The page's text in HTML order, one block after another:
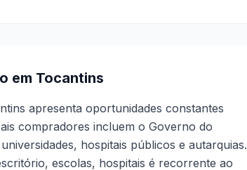
em Tocantins
apresenta oportunidades constantes
compradores incluem o Governo do
hospitais públicos e autarquias.
escolas, hospitais é recorrente ao